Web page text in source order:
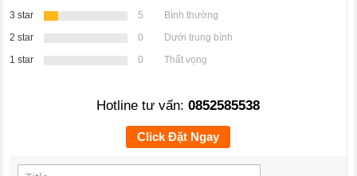
3 star
5
Bình thường
2 star
0
Dưới trung bình
1 star
0 Thất vọng
Hotline tư vấn: 0852585538
Click Đặt Ngay